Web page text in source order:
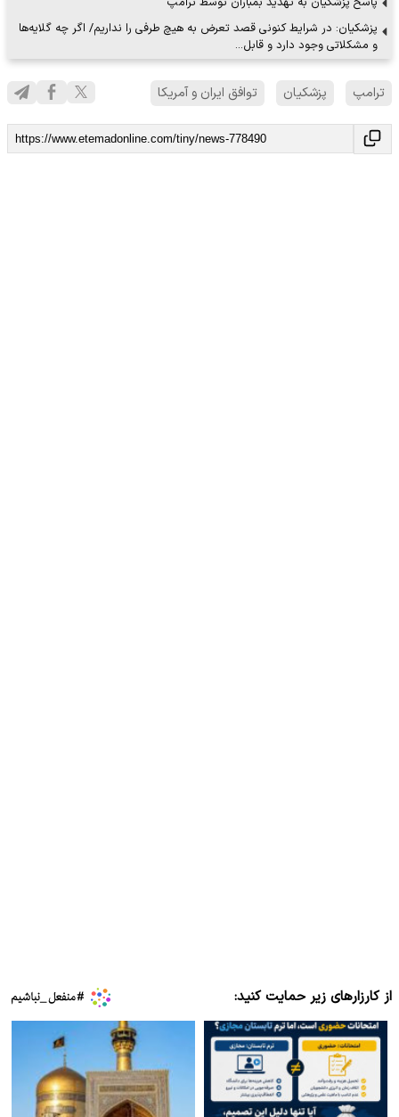
پزشکیان: در شرایط کنونی قصد تعرض به هیچ طرفی را نداریم/ اگر چه گلایه‌ها
و مشکلاتی وجود دارد و قابل…
ترامپ پزشکیان توافق ایران و آمریکا
از کارزارهای زیر حمایت کنید: